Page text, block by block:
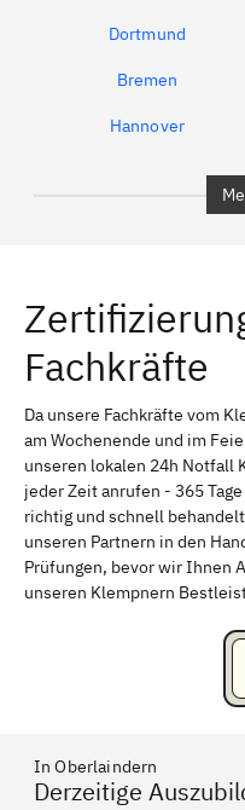
Dortmund
Bremen
Hannover
Erlangen
Bayreuth
Schweinfurt
Freising
Fachkräfte
Da unsere Fachkräfte vom
am Wochenende und im
unseren lokalen 24h Notfall
jeder Zeit anrufen - 365
richtig und schnell
unseren Partnern in den
Prüfungen, bevor wir Ihnen
unseren Klempnern
In Oberlaindern
Derzeitige